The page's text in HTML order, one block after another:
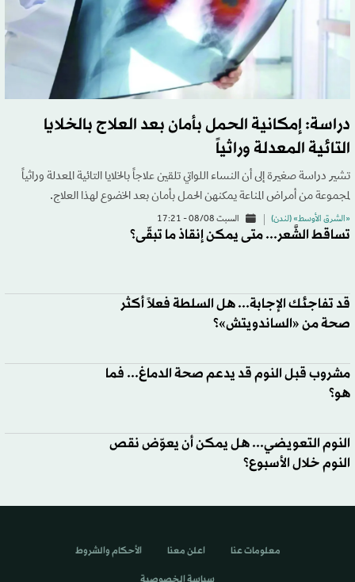
دراسة: إمكانية الحمل بأمان بعد العلاج بالخلايا
التائية المعدلة وراثياً
تشير دراسة ‌صغيرة إلى أن النساء اللواتي تلقين علاجاً بالخلايا التائية المعدلة وراثياً
لمجموعة من أمراض المناعة ​يمكنهن الحمل بأمان بعد الخضوع لهذا العلاج.
«الشرق الأوسط» (لندن) السبت 08/08 - 17:21
تساقط الشَّعر... متى يمكن إنقاذ ما تبقّى؟
قد تفاجئك الإجابة... هل السلطة فعلاً أكثر
صحة من «الساندويتش»؟
مشروب قبل النوم قد يدعم صحة الدماغ... فما
هو؟
النوم التعويضي... هل يمكن أن يعوّض نقص
النوم خلال الأسبوع؟
معلومات عنا اعلن معنا الأحكام والشروط
سياسة الخصوصية